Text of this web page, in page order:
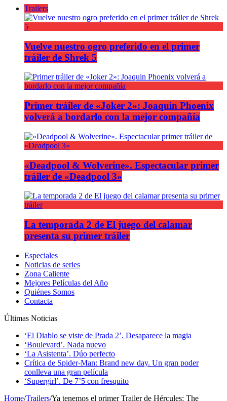
Trailers
Vuelve nuestro ogro preferido en el primer
tráiler de Shrek 5
Primer tráiler de «Joker 2»: Joaquin Phoenix
volverá a bordarlo con la mejor compañía
«Deadpool & Wolverine». Espectacular primer
tráiler de «Deadpool 3»
La temporada 2 de El juego del calamar
presenta su primer tráiler
Especiales
Noticias de series
Zona Caliente
Mejores Películas del Año
Quiénes Somos
Contacta
Últimas Noticias
‘El Diablo se viste de Prada 2’. Desaparece la magia
‘Boulevard’. Nada nuevo
‘La Asistenta’. Dúo perfecto
Crítica de Spider-Man: Brand new day. Un gran poder
conlleva una gran película
‘Supergirl’. De 7’5 con fresquito
Home/Trailers/Ya tenemos el primer Trailer de Hércules: The